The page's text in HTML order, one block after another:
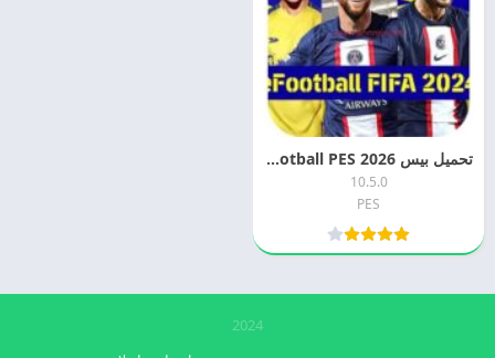
تحميل بيس 2026 eFootball PES اخر اصدار مجانا
10.5.0
PES
2024